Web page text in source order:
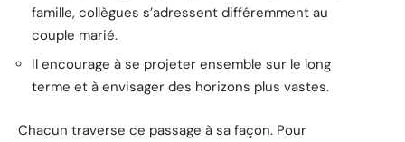
famille, collègues s’adressent différemment au
couple marié.
Il encourage à se projeter ensemble sur le long
terme et à envisager des horizons plus vastes.
Chacun traverse ce passage à sa façon. Pour